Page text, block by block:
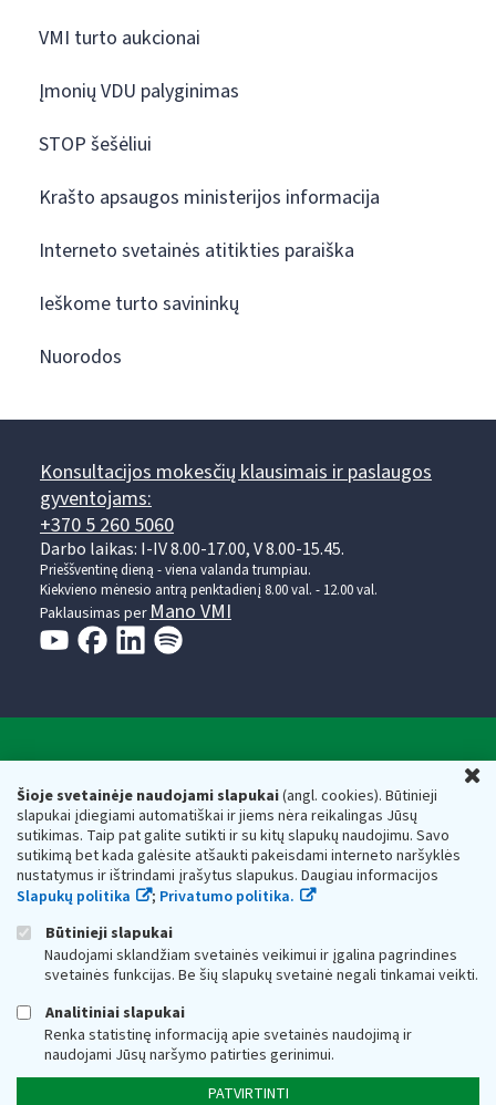
Šioje svetainėje naudojami slapukai(angl. cookies). Būtinieji
slapukai įdiegiami automatiškai ir jiems nėra reikalingas Jūsų
sutikimas. Taip pat galite sutikti ir su kitų slapukų naudojimu. Savo
sutikimą bet kada galėsite atšaukti pakeisdami interneto naršyklės
nustatymus ir ištrindami įrašytus slapukus. Daugiau informacijos
Slapukų politika
; Privatumo politika.
Būtinieji slapukai
Naudojami sklandžiam svetainės veikimui ir įgalina pagrindines
svetainės funkcijas. Be šių slapukų svetainė negali tinkamai veikti.
Analitiniai slapukai
Renka statistinę informaciją apie svetainės naudojimą ir
naudojami Jūsų naršymo patirties gerinimui.
PATVIRTINTI
VMI turto aukcionai
Įmonių VDU palyginimas
STOP šešėliui
Krašto apsaugos ministerijos informacija
Interneto svetainės atitikties paraiška
Ieškome turto savininkų
Nuorodos
Konsultacijos mokesčių klausimais ir paslaugos
gyventojams:
+370 5 260 5060
Darbo laikas: I-IV 8.00-17.00, V 8.00-15.45.
Prieššventinę dieną - viena valanda trumpiau.
Kiekvieno mėnesio antrą penktadienį 8.00 val. - 12.00 val.
Paklausimas per Mano VMI
Respublikos finansų ministerijos
Biudžetinė įstaiga. Juridinio asmens kodas — 188659752,
adresas: Vasario 16-osios g. 14, 01107 Vilnius, Lietuva, el.paštas:
vmi@vmi.lt, E. pristatymo dėžutės adresas 188659752
Duomenys apie Valstybinę mokesčių inspekciją prie Lietuvos
Respublikos finansų ministerijos kaupiami ir saugomi Juridinių